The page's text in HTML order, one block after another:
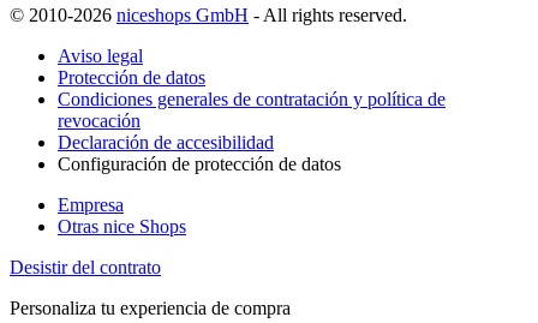
© 2010-2026 niceshops GmbH - All rights reserved.
Aviso legal
Protección de datos
Condiciones generales de contratación y política de
revocación
Declaración de accesibilidad
Configuración de protección de datos
Empresa
Otras nice Shops
Desistir del contrato
Personaliza tu experiencia de compra